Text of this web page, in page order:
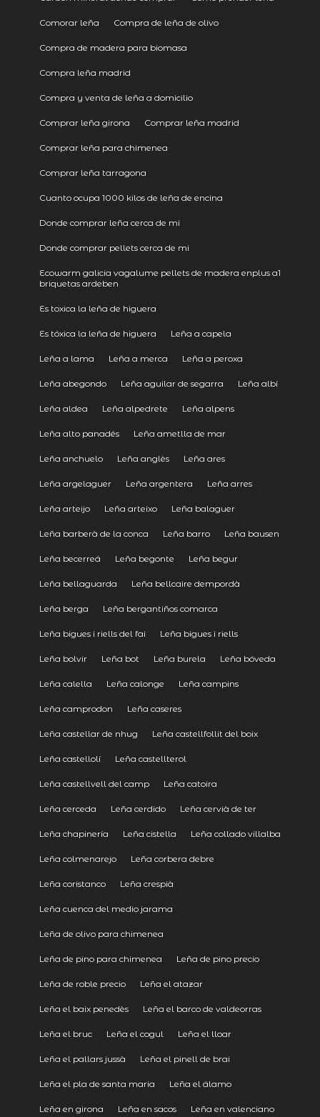
Comorar leña Compra de leña de olivo
Compra de madera para biomasa
Compra leña madrid
Compra y venta de leña a domicilio
Comprar leña girona Comprar leña madrid
Comprar leña para chimenea
Comprar leña tarragona
Cuanto ocupa 1000 kilos de leña de encina
Donde comprar leña cerca de mi
Donde comprar pellets cerca de mi
Ecowarm galicia vagalume pellets de madera enplus a1
briquetas ardeben
Es toxica la leña de higuera
Es tóxica la leña de higuera Leña a capela
Leña a lama Leña a merca Leña a peroxa
Leña abegondo Leña aguilar de segarra Leña albí
Leña aldea Leña alpedrete Leña alpens
Leña alto panadés Leña ametlla de mar
Leña anchuelo Leña anglès Leña ares
Leña argelaguer Leña argentera Leña arres
Leña arteijo Leña arteixo Leña balaguer
Leña barberà de la conca Leña barro Leña bausen
Leña becerreá Leña begonte Leña begur
Leña bellaguarda Leña bellcaire dempordà
Leña berga Leña bergantiños comarca
Leña bigues i riells del fai Leña bigues i riells
Leña bolvir Leña bot Leña burela Leña bóveda
Leña calella Leña calonge Leña campins
Leña camprodon Leña caseres
Leña castellar de nhug Leña castellfollit del boix
Leña castellolí Leña castellterol
Leña castellvell del camp Leña catoira
Leña cerceda Leña cerdido Leña cervià de ter
Leña chapinería Leña cistella Leña collado villalba
Leña colmenarejo Leña corbera debre
Leña coristanco Leña crespià
Leña cuenca del medio jarama
Leña de olivo para chimenea
Leña de pino para chimenea Leña de pino precio
Leña de roble precio Leña el atazar
Leña el baix penedès Leña el barco de valdeorras
Leña el bruc Leña el cogul Leña el lloar
Leña el pallars jussà Leña el pinell de brai
Leña el pla de santa maria Leña el álamo
Leña en girona Leña en sacos Leña en valenciano